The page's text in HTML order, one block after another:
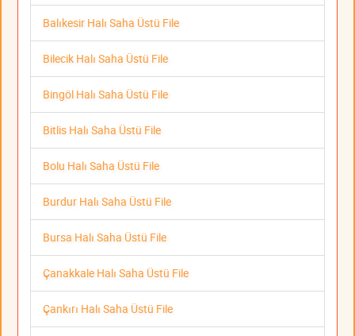
Balıkesir Halı Saha Üstü File
Bilecik Halı Saha Üstü File
Bingöl Halı Saha Üstü File
Bitlis Halı Saha Üstü File
Bolu Halı Saha Üstü File
Burdur Halı Saha Üstü File
Bursa Halı Saha Üstü File
Çanakkale Halı Saha Üstü File
Çankırı Halı Saha Üstü File